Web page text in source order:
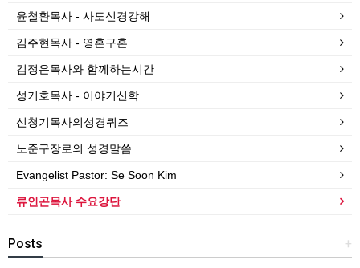
윤철환목사 - 사도신경강해
김주현목사 - 영혼구혼
김정은목사와 함께하는시간
성기호목사 - 이야기신학
신청기목사의성경퀴즈
노준구장로의 성경말씀
Evangelist Pastor: Se Soon Kim
류인곤목사 수요강단
+
Posts